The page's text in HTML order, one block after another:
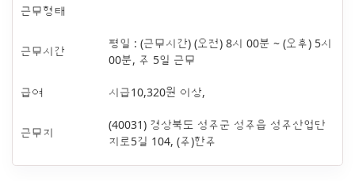
근무형태
근무시간
평일 : (근무시간) (오전) 8시 00분 ~ (오후) 5시
00분, 주 5일 근무
급여 시급10,320원 이상,
근무지
(40031) 경상북도 성주군 성주읍 성주산업단
지로5길 104, (주)한주